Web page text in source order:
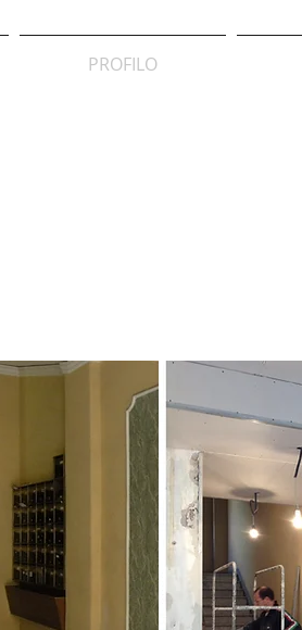
PROFILO